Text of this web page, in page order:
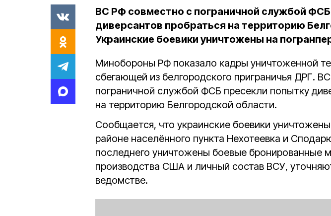
ВС РФ совместно с пограничной службой
диверсантов пробраться на территорию
Украинские боевики уничтожены на
Минобороны РФ показало кадры уничтоженной
сбегающей из белгородского приграничья ДРГ.
пограничной службой ФСБ пресекли попытку
на территорию Белгородской области.
Сообщается, что украинские боевики
районе населённого пункта Нехотеевка и
последнего уничтожены боевые бронированные
производства США и личный состав ВСУ,
ведомстве.